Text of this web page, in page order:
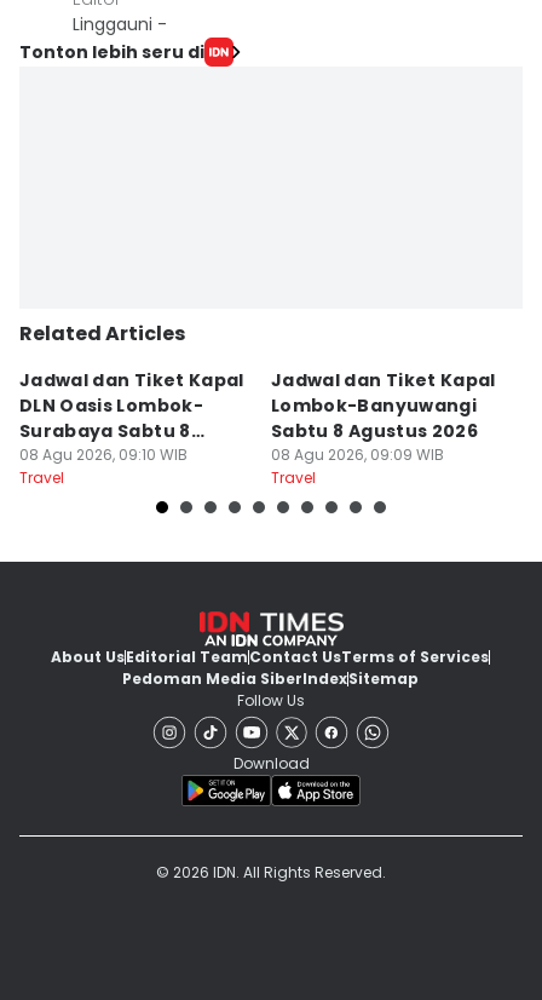
Linggauni -
Tonton lebih seru di
Related Articles
Jadwal dan Tiket Kapal
DLN Oasis Lombok-
Surabaya Sabtu 8
Agustus 2026
08 Agu 2026, 09:10 WIB
Travel
Jadwal dan Tiket Kapal
Lombok-Banyuwangi
Sabtu 8 Agustus 2026
08 Agu 2026, 09:09 WIB
Travel
About UsEditorial TeamContact UsTerms of Services
Pedoman Media SiberIndexSitemap
Follow Us
Download
© 2026 IDN. All Rights Reserved.